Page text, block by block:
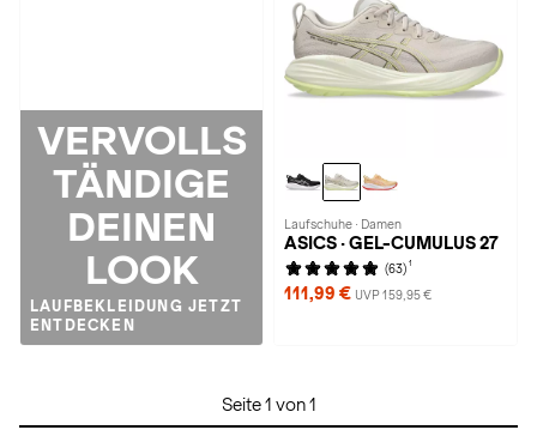
VERVOLLS
TÄNDIGE
DEINEN
LOOK
LAUFBEKLEIDUNG JETZT
ENTDECKEN
Laufschuhe · Damen
ASICS · GEL-CUMULUS 27
(63) 1
111,99 € UVP 159,95 €
Seite 1 von 1